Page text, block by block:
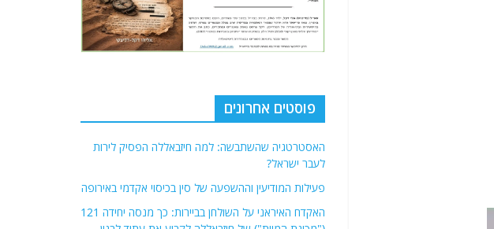
פוסטים אחרונים
האסטרטגיה שהשתבשה: למה חיזבאללה הפסיק לירות
לעבר ישראל?
פעילות המודיעין וההשפעה של סין בכיסוי אקדמי באירופה
האקדח האיראני על השולחן בביירות: כך מנסה יחידה 121